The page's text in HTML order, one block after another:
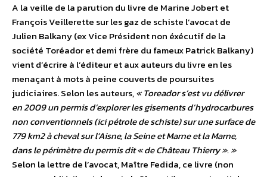
A la veille de la parution du livre de Marine Jobert et
François Veillerette sur les gaz de schiste l’avocat de
Julien Balkany (ex Vice Président non éxécutif de la
société Toréador et demi frère du fameux Patrick Balkany)
vient d’écrire à l’éditeur et aux auteurs du livre en les
menaçant à mots à peine couverts de poursuites
judiciaires. Selon les auteurs,« Toreador s’est vu délivrer
en 2009 un permis d’explorer les gisements d’hydrocarbures
non conventionnels (ici pétrole de schiste) sur une surface de
779 km2 à cheval sur l’Aisne, la Seine et Marne et la Marne,
dans le périmètre du permis dit « de Château Thierry ». »
Selon la lettre de l’avocat, Maître Fedida, ce livre (non